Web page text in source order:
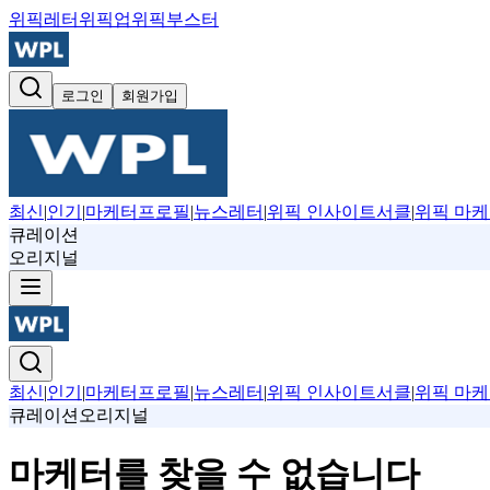
위픽레터 위픽업위픽부스터
로그인 회원가입
최신|인기 |마케터프로필|뉴스레터 |위픽 인사이트서클|위픽 마케
큐레이션
오리지널
최신|인기 |마케터프로필|뉴스레터 |위픽 인사이트서클|위픽 마케
큐레이션 오리지널
마케터를 찾을 수 없습니다